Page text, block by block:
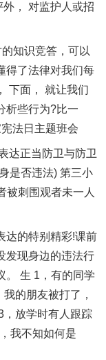
， 对监护人或招
知识竞答，可以
得了法律对我们每
下面， 就让我们
析些行为?比一
法日主题班会
达正当防卫与防卫
是否违法) 第三小
被刺围观者未一人
达的特别精彩!课前
发现身边的违法行
。 生 1，有的同学
的朋友被打了，
，放学时有人跟踪
我不知如何是